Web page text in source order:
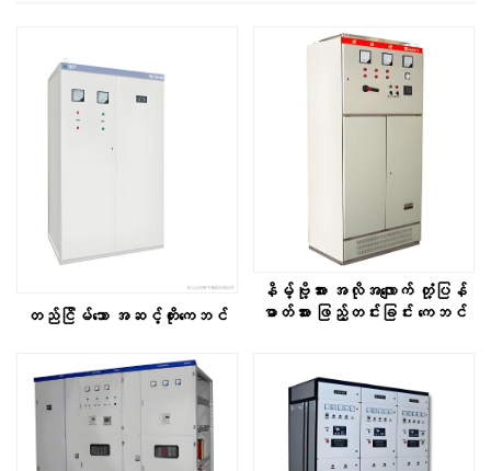
တည်ငြိမ်သော အဆင့်တိုးကေဘင်
နိမ့်ဗို့အား အလိုအလျောက် တုံ့ပြန်
ဓာတ်အား ဖြည့်တင်းခြင်း ကေဘင်